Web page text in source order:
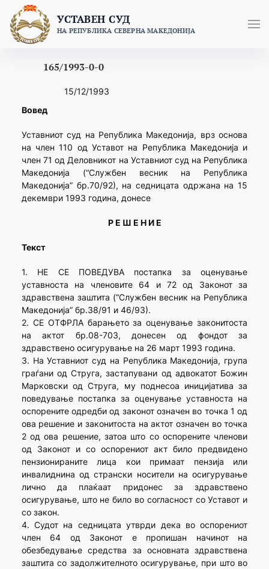
content
УСТАВЕН СУД
НА РЕПУБЛИКА СЕВЕРНА МАКЕДОНИЈА
165/1993-0-0
15/12/1993
Вовед
Уставниот суд на Република Македонија, врз основа
на член 110 од Уставот на Република Македонија и
член 71 од Деловникот на Уставниот суд на Република
Македонија (“Службен весник на Република
Македонија” бр.70/92), на седницата одржана на 15
декември 1993 година, донесе
Р Е Ш Е Н И Е
Текст
1. НЕ СЕ ПОВЕДУВА постапка за оценување
уставноста на членовите 64 и 72 од Законот за
здравствена заштита (“Службен весник на Република
Македонија” бр.38/91 и 46/93).
2. СЕ ОТФРЛА барањето за оценување законитоста
на актот бр.08-703, донесен од фондот за
здравствено осигурување на 26 март 1993 година.
3. На Уставниот суд на Република Македонија, група
граѓани од Струга, застапувани од адвокатот Божин
Марковски од Струга, му поднесоа иницијатива за
поведување постапка за оценување уставноста на
оспорените одредби од законот означен во точка 1 од
ова решение и законитоста на актот означен во точка
2 од ова решение, затоа што со оспорените членови
од Законот и со оспорениот акт било предвидено
пензионираните лица кои примаат пензија или
инвалиднина од странски носители на осигурување
лично да плаќаат придонес за здравствено
осигурување, што не било во согласност со Уставот и
со закон.
4. Судот на седницата утврди дека во оспорениот
член 64 од Законот е пропишан начинот на
обезбедување средства за основната здравствена
заштита со задолжителното осигурување, при што во